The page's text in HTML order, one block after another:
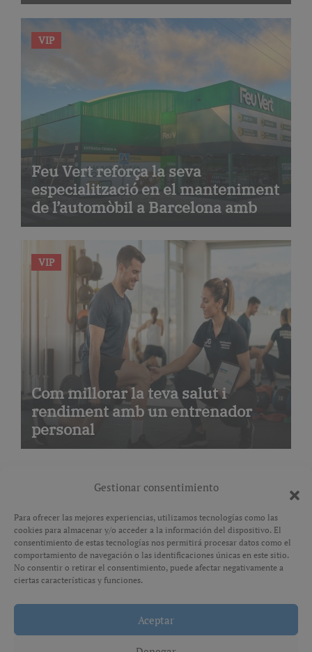
Gestionar consentimiento
Para ofrecer las mejores experiencias, utilizamos tecnologías como las
cookies para almacenar y/o acceder a la información del dispositivo. El
consentimiento de estas tecnologías nos permitirá procesar datos como el
comportamiento de navegación o las identificaciones únicas en este sitio.
No consentir o retirar el consentimiento, puede afectar negativamente a
ciertas características y funciones.
Aceptar
VIP
Feu Vert reforça la seva
especialització en el manteniment
de l’automòbil a Barcelona amb
serveis de taller i mecànica
avançada
VIP
Com millorar la teva salut i
rendiment amb un entrenador
personal
Avís legal
Política de privacitat
Copyright © All rights reserved